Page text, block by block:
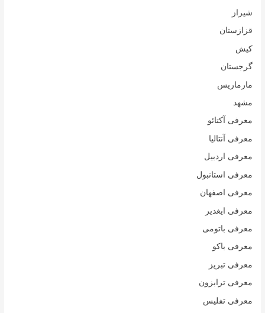
شیراز
قزازستان
کیش
گرجستان
مارماریس
مشهد
معرفی آکتائو
معرفی آنتالیا
معرفی اردبیل
معرفی استانبول
معرفی اصفهان
معرفی ایغدیر
معرفی باتومی
معرفی باکو
معرفی تبریز
معرفی ترابزون
معرفی تفلیس